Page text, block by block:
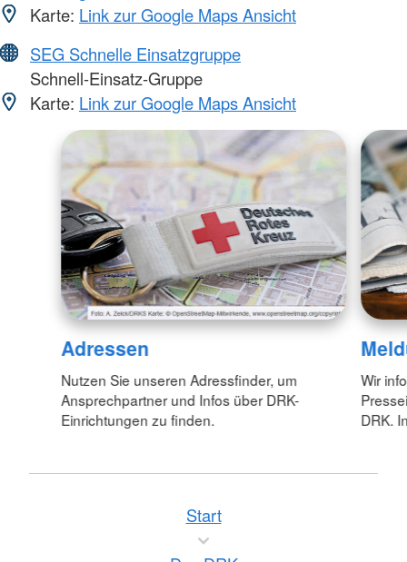
Karte: Link zur Google Maps Ansicht
SEG Schnelle Einsatzgruppe
Schnell-Einsatz-Gruppe
Karte: Link zur Google Maps Ansicht
Adressen
Nutzen Sie unseren Adressfinder, um
Ansprechpartner und Infos über DRK-
Einrichtungen zu finden.
Wir
DRK.
Start